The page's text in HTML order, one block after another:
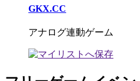
GKX.CC
アナログ連動ゲーム